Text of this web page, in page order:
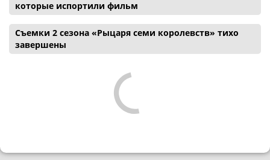
которые испортили фильм
Съемки 2 сезона «Рыцаря семи королевств» тихо
завершены